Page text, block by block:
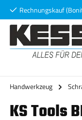
Hauptinhalt springen
Zur Suche springen
ZurRechnungskauf
Handwerkzeug
KS Tools